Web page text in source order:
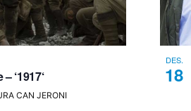
‘1917‘
CAN JERONI
DES.
18